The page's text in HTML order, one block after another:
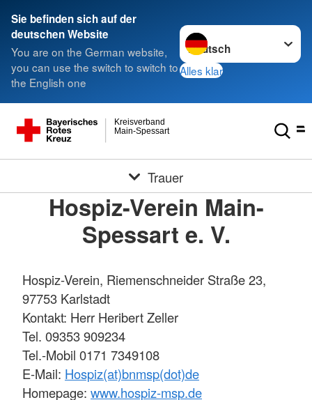
Sie befinden sich auf der
deutschen Website
You are on the German website,
you can use the switch to switch to
the English one
Sprache wechseln zu
Alles klar
Main-Spessart
Kreisverband
Trauer
Hospiz-Verein Main-
Spessart e. V.
Hospiz-Verein, Riemenschneider Straße 23,
97753 Karlstadt
Kontakt: Herr Heribert Zeller
Tel. 09353 909234
Tel.-Mobil 0171 7349108
E-Mail: Hospiz(at)bnmsp(dot)de
Homepage: www.hospiz-msp.de